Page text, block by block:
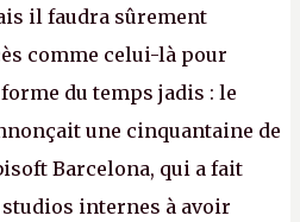
il faudra sûrement
comme celui-là pour
du temps jadis : le
une cinquantaine de
Barcelona, qui a fait
internes à avoir